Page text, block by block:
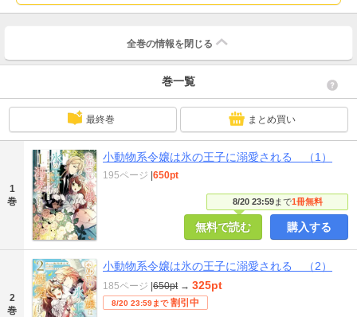
全巻の情報を 閉じる
巻一覧
最終巻 まとめ買い
1
巻
小動物系令嬢は氷の王子に溺愛される （1）
8/20 23:59まで1冊無料
195ページ |650pt
無料で読む 購入する
2
巻
小動物系令嬢は氷の王子に溺愛される （2）
185ページ |650pt → 325pt
8/20 23:59まで 割引中